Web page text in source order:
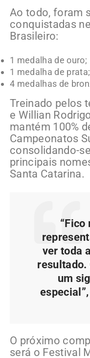
Ao todo, foram
conquistadas
Brasileiro:
1 medalha de ouro;
1 medalha de prata;
4 medalhas de
Treinado pelos
e Willian
mantém 100%
Campeonatos
consolidando-
principais
Santa Catarina.
ver toda
resultado.
um
O próximo
será o Festival